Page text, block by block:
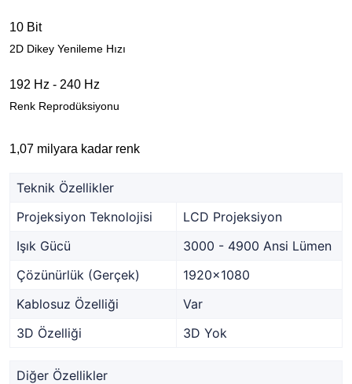
10 Bit
2D Dikey Yenileme Hızı
192 Hz - 240 Hz
Renk Reprodüksiyonu
1,07 milyara kadar renk
Teknik Özellikler
Projeksiyon Teknolojisi
LCD Projeksiyon
Işık Gücü
3000 - 4900 Ansi Lümen
Çözünürlük (Gerçek)
1920x1080
Kablosuz Özelliği
Var
3D Özelliği
3D Yok
Diğer Özellikler